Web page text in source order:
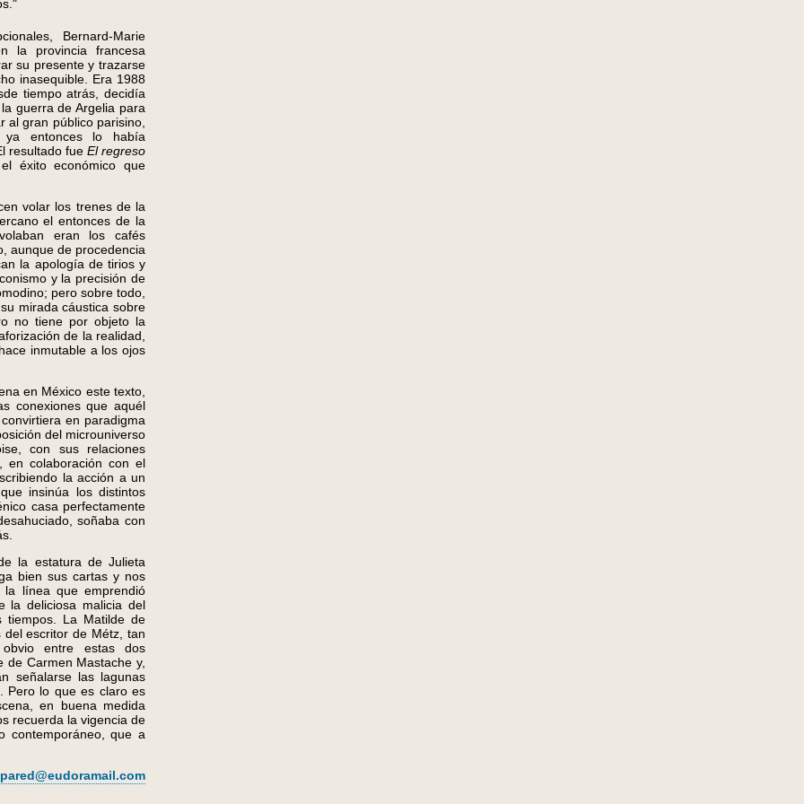
Bernard-Marie
la provincia francesa
su presente y trazarse
inasequible. Era 1988
tiempo atrás, decidía
guerra de Argelia para
al gran público parisino,
entonces lo había
resultado fue El regreso
éxito económico que
volar los trenes de la
el entonces de la
eran los cafés
aunque de procedencia
la apología de tirios y
y la precisión de
pero sobre todo,
mirada cáustica sobre
no tiene por objeto la
de la realidad,
inmutable a los ojos
en México este texto,
conexiones que aquél
en paradigma
del microuniverso
con sus relaciones
en colaboración con el
la acción a un
insinúa los distintos
casa perfectamente
soñaba con
la estatura de Julieta
bien sus cartas y nos
línea que emprendió
la deliciosa malicia del
tiempos. La Matilde de
escritor de Métz, tan
entre estas dos
Carmen Mastache y,
señalarse las lagunas
Pero lo que es claro es
en buena medida
recuerda la vigencia de
contemporáneo, que a